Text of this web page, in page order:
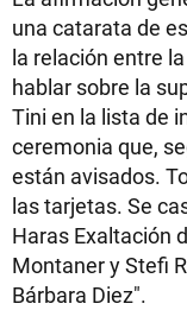
una catarata de
la relación entre
hablar sobre la
Tini en la lista de
ceremonia que,
están avisados.
las tarjetas. Se
Haras Exaltación
Montaner y Stefi
Bárbara Diez".